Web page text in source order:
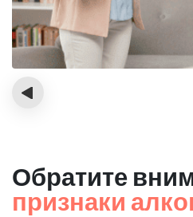
‹
Обратите
признаки